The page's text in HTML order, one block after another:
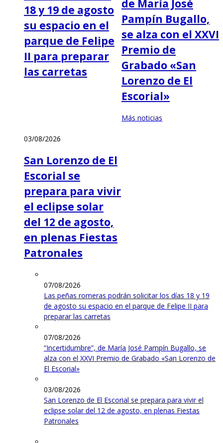
18 y 19 de agosto
su espacio en el
parque de Felipe
II para preparar
las carretas
de María José
Pampín Bugallo,
se alza con el XXVI
Premio de
Grabado «San
Lorenzo de El
Escorial»
03/08/2026
San Lorenzo de El
Escorial se
prepara para vivir
el eclipse solar
del 12 de agosto,
en plenas Fiestas
Patronales
Más noticias
07/08/2026
Las peñas romeras podrán solicitar los días 18 y 19
de agosto su espacio en el parque de Felipe II para
preparar las carretas
07/08/2026
“Incertidumbre”, de María José Pampín Bugallo, se
alza con el XXVI Premio de Grabado «San Lorenzo de
El Escorial»
03/08/2026
San Lorenzo de El Escorial se prepara para vivir el
eclipse solar del 12 de agosto, en plenas Fiestas
Patronales